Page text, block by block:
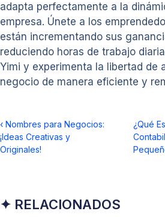
adapta perfectamente a la
empresa. Únete a los
están incrementando sus
reduciendo horas de trabajo
Yimi y experimenta la libertad de
negocio de manera eficiente y
‹ Nombres para Negocios:
¡Ideas Creativas y
Originales!
¿Qué
✦ RELACIONADOS